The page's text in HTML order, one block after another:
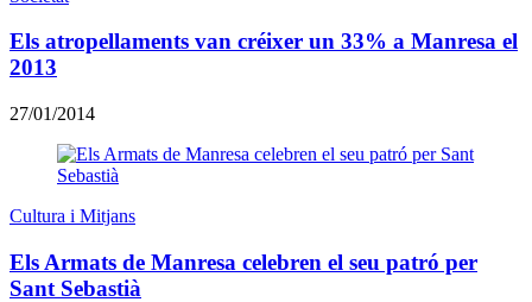
Els atropellaments van créixer un 33% a Manresa el
2013
27/01/2014
Cultura i Mitjans
Els Armats de Manresa celebren el seu patró per
Sant Sebastià